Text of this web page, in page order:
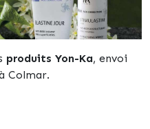
produits Yon-Ka, envoi
Colmar.